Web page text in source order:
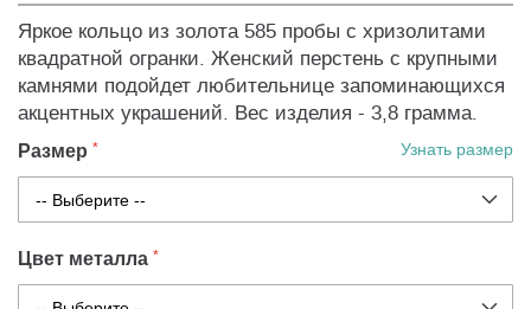
Яркое кольцо из золота 585 пробы с хризолитами
квадратной огранки. Женский перстень с крупными
камнями подойдет любительнице запоминающихся
акцентных украшений. Вес изделия - 3,8 грамма.
Размер Узнать размер
Цвет металла